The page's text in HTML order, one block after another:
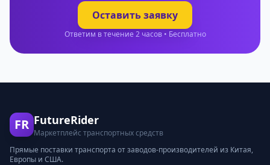
Оставить заявку
Ответим в течение 2 часов • Бесплатно
FR FutureRider
Маркетплейс транспортных средств
Прямые поставки транспорта от заводов-производителей из Китая,
Европы и США.